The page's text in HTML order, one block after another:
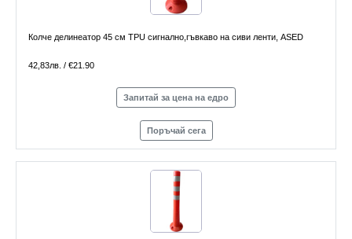
Колче делинеатор 45 см TPU сигнално,гъвкаво на сиви ленти, ASED
42,83лв. / €21.90
Запитай за цена на едро
Поръчай сега